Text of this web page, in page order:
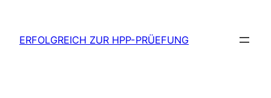
springen
ERFOLGREICH ZUR HPP-PRÜEFUNG